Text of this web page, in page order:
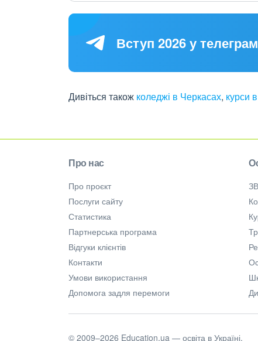
Вступ 2026 у
Дивіться також коледжі в Черкасах, курси
Про нас
Про проєкт
Послуги сайту
Статистика
Партнерська програма
Відгуки клієнтів
Контакти
Умови використання
Допомога задля перемоги
© 2009–2026 Education.ua — освіта в Україні.